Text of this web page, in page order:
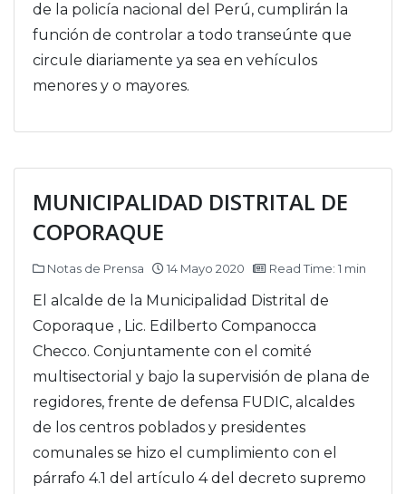
de la po licía nacional del Perú, cumplirán la
función de controlar a todo transeúnte que
circule diariamente ya sea en vehículos
menores y o mayores.
MUNICIPALIDAD DISTRITAL DE
COPORAQUE
Notas de Prensa 14 Mayo 2020 Read Time: 1 min
El alcalde de la Municipalidad Distrital de
Coporaque , Lic. Edilberto Companocca
Checco. Conjuntamente con el comité
multisectorial y bajo la supervisión de plana de
regidores, frente de defensa FUDIC, alcaldes
de los centros poblados y presidentes
comunales se hizo el cumplimiento con el
párrafo 4.1 del artículo 4 del decreto supremo